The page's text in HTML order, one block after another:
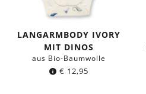
LANGARMBODY IVORY
MIT DINOS
aus Bio-Baumwolle
€ 12,95